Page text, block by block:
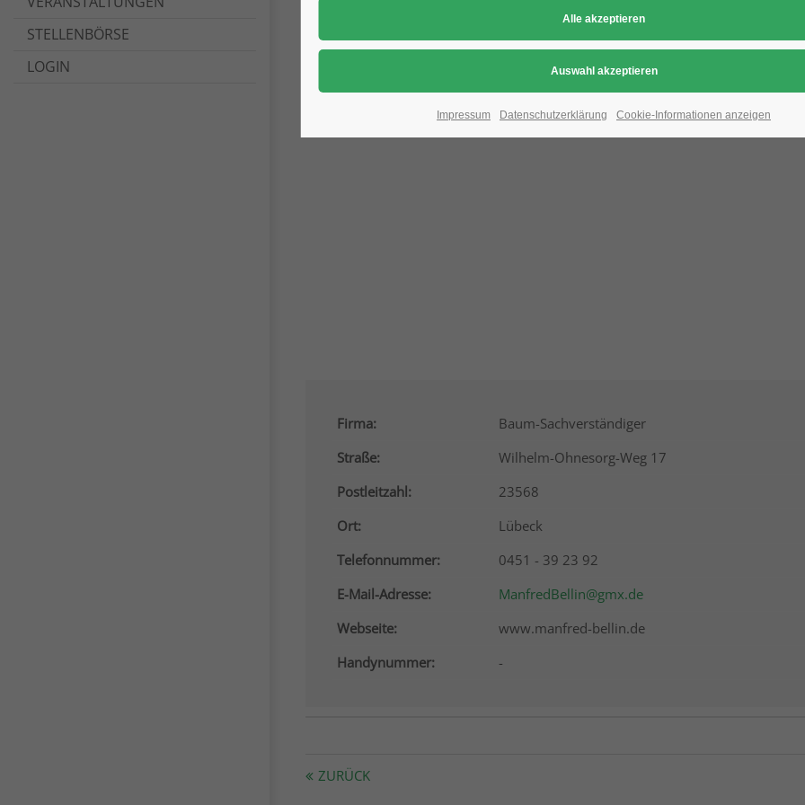
STELLENBÖRSE
LOGIN
Aufgrund der Datenschutzeinstellungen wird
Datenschutz-Einstellungen , indem
Firma:
Baum-Sachverständiger
Straße:
Wilhelm-Ohnesorg-Weg 17
Postleitzahl:
23568
Ort:
Lübeck
Telefonnummer:
0451 - 39 23 92
E-Mail-Adresse:
ManfredBellin@gmx.de
Webseite:
www.manfred-bellin.de
Handynummer:
-
ZURÜCK
Impressum Datenschutzerklärung Cookie-Informationen anzeigen